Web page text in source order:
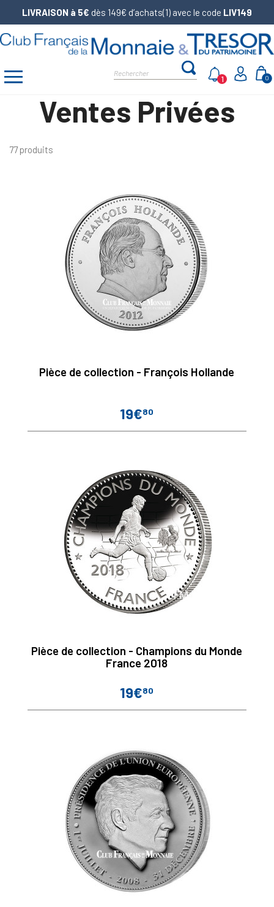
LIVRAISON à 5€ dès 149€ d’achats(1) avec le code LIV149
0
1
Ventes Privées
77 produits
Pièce de collection - François Hollande
Prix
19€80
Pièce de collection - Champions du Monde
France 2018
Prix
19€80